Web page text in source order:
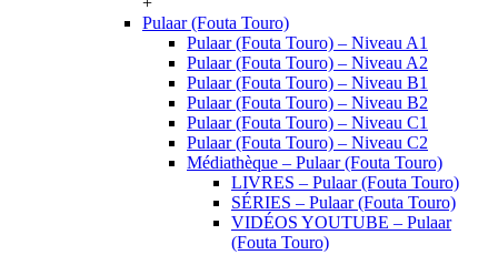
Pulaar (Fouta Touro)
Pulaar (Fouta Touro) – Niveau A1
Pulaar (Fouta Touro) – Niveau A2
Pulaar (Fouta Touro) – Niveau B1
Pulaar (Fouta Touro) – Niveau B2
Pulaar (Fouta Touro) – Niveau C1
Pulaar (Fouta Touro) – Niveau C2
Médiathèque – Pulaar (Fouta Touro)
LIVRES – Pulaar (Fouta Touro)
SÉRIES – Pulaar (Fouta Touro)
VIDÉOS YOUTUBE – Pulaar
(Fouta Touro)